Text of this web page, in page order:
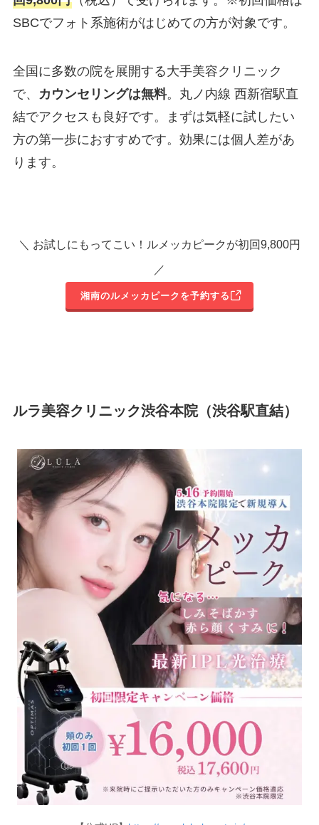
SBCでフォト系施術がはじめての方が対象です。
全国に多数の院を展開する大手美容クリニック
で、
カウンセリングは無料。丸ノ内線 西新宿駅直
結でアクセスも良好です。まずは気軽に試したい
方の第一歩におすすめです。効果には個人差があ
ります。
＼ お試しにもってこい！ルメッカピークが初回9,800円
／
湘南のルメッカピークを予約する
ルラ美容クリニック渋谷本院（渋谷駅直結）